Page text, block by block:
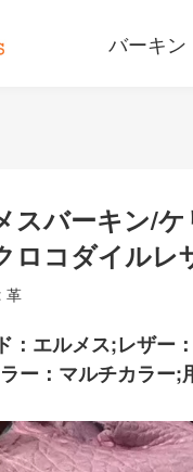
バーキン
スバーキン/
ロコダイルレ
革
：エルメス;レザー
ー：マルチカラー